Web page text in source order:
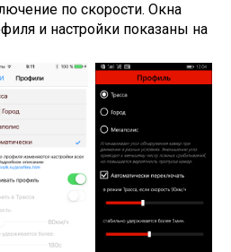
по скорости. Окна
и настройки показаны на